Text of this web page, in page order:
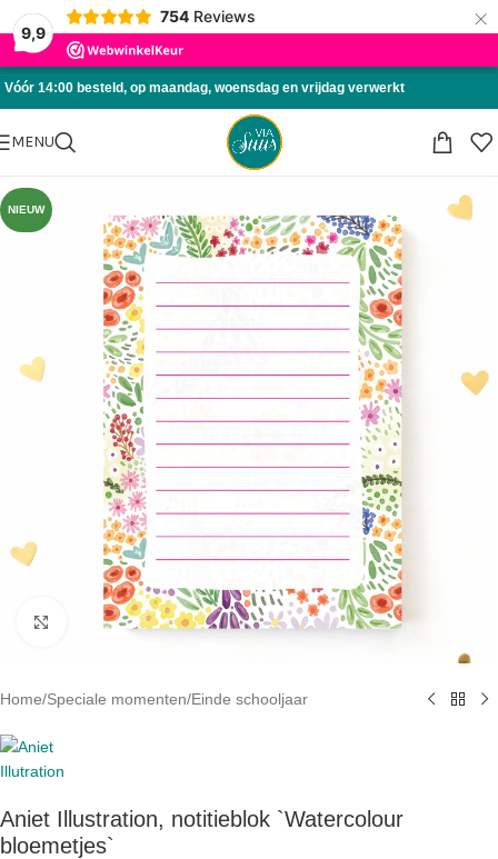
9,9
754 Reviews ×
Skip to navigation
Skip to main content
Vóór 14:00 besteld, op maandag, woensdag en vrijdag verwerkt
MENU
NIEUW
Click to enlarge
Home/Speciale momenten/Einde schooljaar
Aniet Illustration, notitieblok `Watercolour
bloemetjes`